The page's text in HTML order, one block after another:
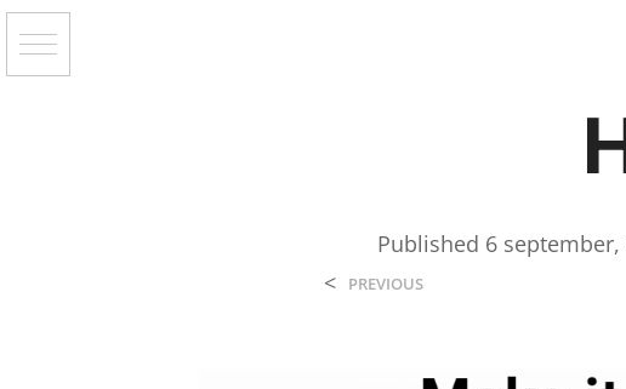
Published 6 september,
< PREVIOUS